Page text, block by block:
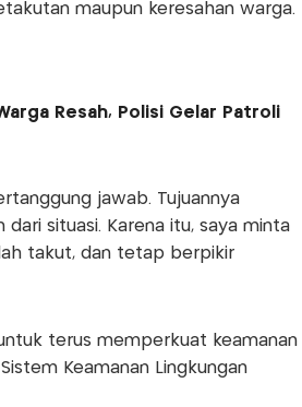
maupun keresahan warga.
Resah, Polisi Gelar Patroli
jawab. Tujuannya
situasi. Karena itu, saya minta
takut, dan tetap berpikir
terus memperkuat keamanan
Keamanan Lingkungan